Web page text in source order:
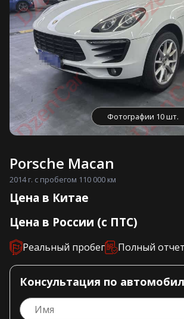
Фотографии 10 шт.
Porsche Macan
2014 г. с пробегом 110 000 км
Цена в Китае
Цена в России (с ПТС)
Реальный пробег Полный отчет
Консультация по